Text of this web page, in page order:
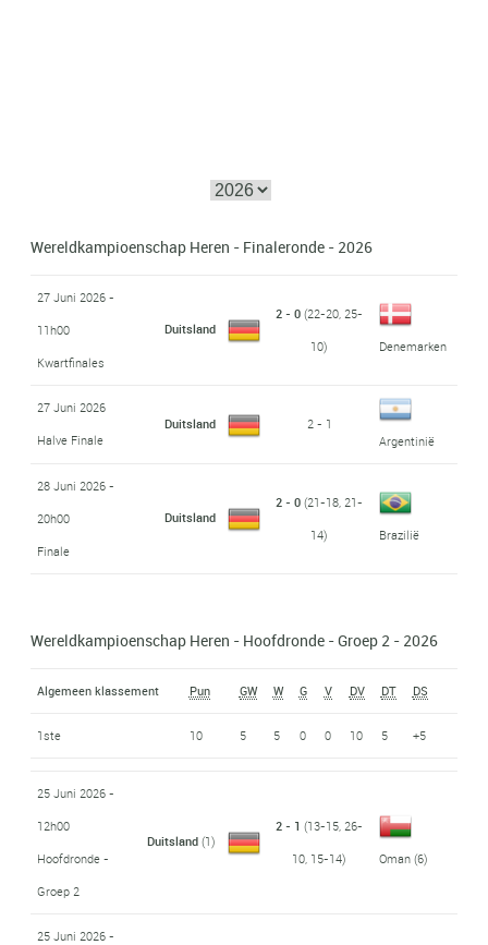
Wereldkampioenschap Heren - Finaleronde - 2026
27 Juni 2026 -
11h00
Kwartfinales
Duitsland
2 - 0 (22-20, 25-
10)
Denemarken
27 Juni 2026
Halve Finale
Duitsland
2 - 1
Argentinië
28 Juni 2026 -
20h00
Finale
Duitsland
2 - 0 (21-18, 21-
14)
Brazilië
Wereldkampioenschap Heren - Hoofdronde - Groep 2 - 2026
Algemeen klassement Pun GW W G V DV DT DS
1ste 10 5 5 0 0 10 5 +5
25 Juni 2026 -
12h00
Hoofdronde -
Groep 2
Duitsland(1)
2 - 1 (13-15, 26-
10, 15-14)
Oman(6)
25 Juni 2026 -